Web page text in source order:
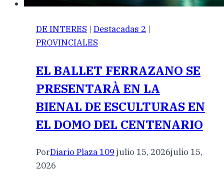
DE INTERES | Destacadas 2 |
PROVINCIALES
EL BALLET FERRAZANO SE
PRESENTARÀ EN LA
BIENAL DE ESCULTURAS EN
EL DOMO DEL CENTENARIO
PorDiario Plaza 109 julio 15, 2026julio 15,
2026